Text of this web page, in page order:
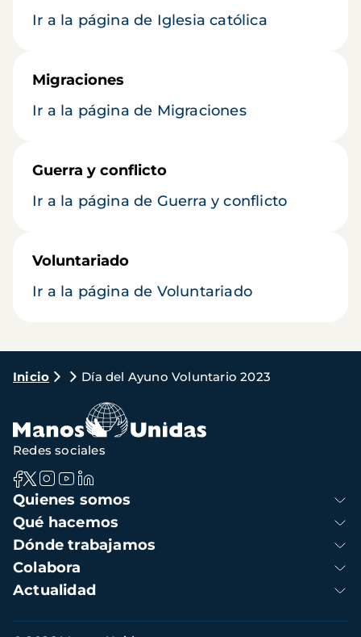
Ir a la página de Iglesia católica
Migraciones
Ir a la página de Migraciones
Guerra y conflicto
Ir a la página de Guerra y conflicto
Voluntariado
Ir a la página de Voluntariado
Ruta
navegación
Inicio Día del Ayuno Voluntario 2023
Navegación
principal
Quienes somos
Qué hacemos
Dónde trabajamos
Colabora
Actualidad
Redes sociales